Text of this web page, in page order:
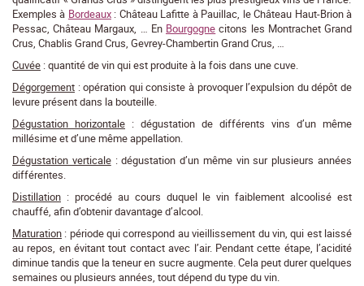
Exemples à Bordeaux: Château Lafitte à Pauillac, le Château Haut-Brion à
Pessac, Château Margaux, … En Bourgogne citons les Montrachet Grand
Crus, Chablis Grand Crus, Gevrey-Chambertin Grand Crus, …
Cuvée : quantité de vin qui est produite à la fois dans une cuve.
Dégorgement : opération qui consiste à provoquer l’expulsion du dépôt de
levure présent dans la bouteille.
Dégustation horizontale : dégustation de différents vins d’un même
millésime et d’une même appellation.
Dégustation verticale: dégustation d’un même vin sur plusieurs années
différentes.
Distillation : procédé au cours duquel le vin faiblement alcoolisé est
chauffé, afin d’obtenir davantage d’alcool.
Maturation : période qui correspond au vieillissement du vin, qui est laissé
au repos, en évitant tout contact avec l’air. Pendant cette étape, l’acidité
diminue tandis que la teneur en sucre augmente. Cela peut durer quelques
semaines ou plusieurs années, tout dépend du type du vin.